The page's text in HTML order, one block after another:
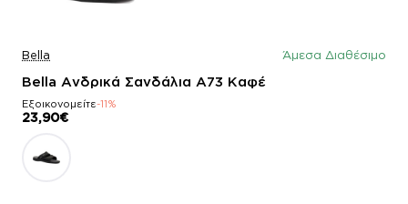
Bella Άμεσα Διαθέσιμο
Bella Ανδρικά Σανδάλια Α73 Καφέ
Εξοικονομείτε-11%
23,90€